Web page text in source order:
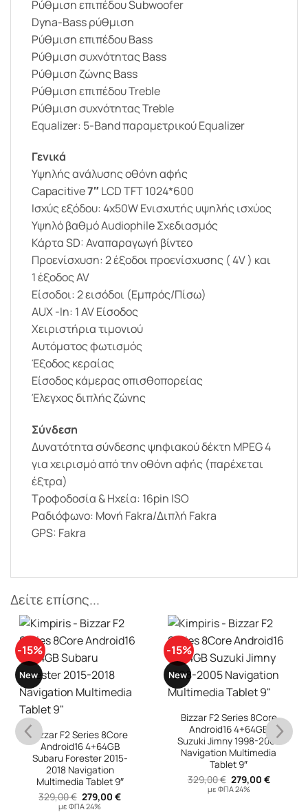
Ρύθμιση επιπέδου Subwoofer
Dyna-Bass ρύθμιση
Ρύθμιση επιπέδου Bass
Ρύθμιση συχνότητας Bass
Ρύθμιση ζώνης Bass
Ρύθμιση επιπέδου Treble
Ρύθμιση συχνότητας Treble
Equalizer: 5-Band παραμετρικού Equalizer
Γενικά
Υψηλής ανάλυσης οθόνη αφής
Capacitive7″LCD TFT 1024*600
Ισχύς εξόδου: 4x50W Ενισχυτής υψηλής ισχύος
Υψηλό βαθμό Audiophile Σχεδιασμός
Κάρτα SD: Αναπαραγωγή βίντεο
Προενίσχυση: 2 έξοδοι προενίσχυσης ( 4V ) και
1 έξοδος AV
Είσοδοι: 2 εισόδοι (Εμπρός/Πίσω)
AUX -In: 1 AV Είσοδος
Χειριστήρια τιμονιού
Αυτόματος φωτισμός
Έξοδος κεραίας
Είσοδος κάμερας οπισθοπορείας
Έλεγχος διπλής ζώνης
Σύνδεση
Δυνατότητα σύνδεσης ψηφιακού δέκτη MPEG 4
για χειρισμό από την οθόνη αφής (παρέχεται
έξτρα)
Τροφοδοσία & Ηχεία: 16pin ISO
Ραδιόφωνο: Μονή Fakra/Διπλή Fakra
GPS: Fakra
Δείτε επίσης...
-15%
New
Bizzar F2 Series 8Core
Android16 4+64GB
Subaru Forester 2015-
2018 Navigation
Multimedia Tablet 9″
329,00€ Original
price
279,00€Η
με ΦΠΑ 24%
-15%
New
Bizzar F2 Series 8Core
Android16 4+64GB
Suzuki Jimny 1998-2005
Navigation Multimedia
Tablet 9″
329,00€ Original
price
279,00 €Η
με ΦΠΑ 24%